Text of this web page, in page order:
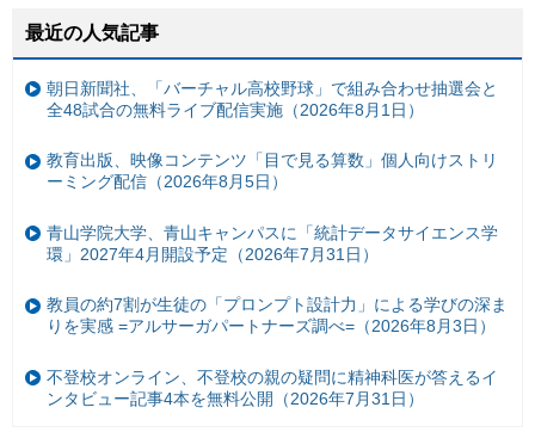
最近の人気記事
朝日新聞社、「バーチャル高校野球」で組み合わせ抽選会と
全48試合の無料ライブ配信実施（2026年8月1日）
教育出版、映像コンテンツ「目で見る算数」個人向けストリ
ーミング配信（2026年8月5日）
青山学院大学、青山キャンパスに「統計データサイエンス学
環」2027年4月開設予定（2026年7月31日）
教員の約7割が生徒の「プロンプト設計力」による学びの深ま
りを実感 =アルサーガパートナーズ調べ=（2026年8月3日）
不登校オンライン、不登校の親の疑問に精神科医が答えるイ
ンタビュー記事4本を無料公開（2026年7月31日）